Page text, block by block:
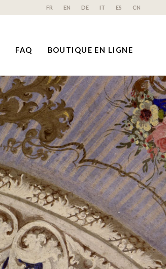
FR EN DE IT ES CN
FAQ BOUTIQUE EN LIGNE